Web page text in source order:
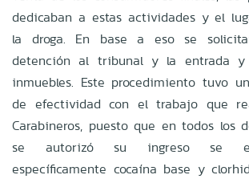
dedicaban a estas actividades y el
la droga. En base a eso se
detención al tribunal y la entrada
inmuebles. Este procedimiento tuvo
de efectividad con el trabajo que
Carabineros, puesto que en todos los
se autorizó su ingreso se
específicamente cocaína base y